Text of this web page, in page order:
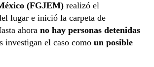
(FGJEM) realizó el
lugar e inició la carpeta de
ahora no hay personas detenidas
investigan el caso como un posible